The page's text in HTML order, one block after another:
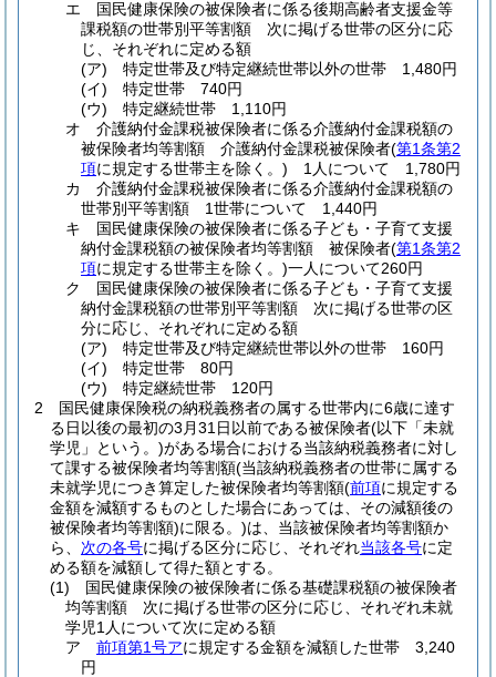
エ
国民健康保険の被保険者に係る後期高齢者支援金等
課税額の世帯別平等割額 次に掲げる世帯の区分に応
じ、それぞれに定める額
(ア)
特定世帯及び特定継続世帯以外の世帯 1,480円
(イ)
特定世帯 740円
(ウ)
特定継続世帯 1,110円
オ
介護納付金課税被保険者に係る介護納付金課税額の
被保険者均等割額 介護納付金課税被保険者(第1条第2
項に規定する世帯主を除く。) 1人について 1,780円
カ
介護納付金課税被保険者に係る介護納付金課税額の
世帯別平等割額 1世帯について 1,440円
キ
国民健康保険の被保険者に係る子ども・子育て支援
納付金課税額の被保険者均等割額 被保険者(第1条第2
項に規定する世帯主を除く。)一人について260円
ク
国民健康保険の被保険者に係る子ども・子育て支援
納付金課税額の世帯別平等割額 次に掲げる世帯の区
分に応じ、それぞれに定める額
(ア)
特定世帯及び特定継続世帯以外の世帯 160円
(イ)
特定世帯 80円
(ウ)
特定継続世帯 120円
2
国民健康保険税の納税義務者の属する世帯内に6歳に達す
る日以後の最初の3月31日以前である被保険者(以下「未就
学児」という。)がある場合における当該納税義務者に対し
て課する被保険者均等割額(当該納税義務者の世帯に属する
未就学児につき算定した被保険者均等割額(前項に規定する
金額を減額するものとした場合にあっては、その減額後の
被保険者均等割額)に限る。)は、当該被保険者均等割額か
ら、 次の各号に掲げる区分に応じ、それぞれ当該各号に定
める額を減額して得た額とする。
(1)
国民健康保険の被保険者に係る基礎課税額の被保険者
均等割額 次に掲げる世帯の区分に応じ、それぞれ未就
学児1人について次に定める額
ア
前項第1号アに規定する金額を減額した世帯 3,240
円